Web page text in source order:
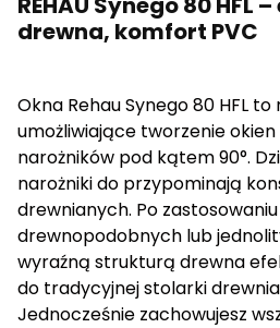
drewna, komfort PVC
Okna Rehau Synego 80 HFL
umożliwiające tworzenie
narożników pod kątem 90°.
narożniki do przypominają
drewnianych. Po
drewnopodobnych lub
wyraźną strukturą drewna
do tradycyjnej stolarki
Jednocześnie zachowujesz